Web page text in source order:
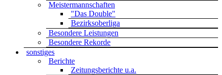
Meistermannschaften
"Das Double"
Bezirksoberliga
Besondere Leistungen
Besondere Rekorde
sonstiges
Berichte
Zeitungsberichte u.a.